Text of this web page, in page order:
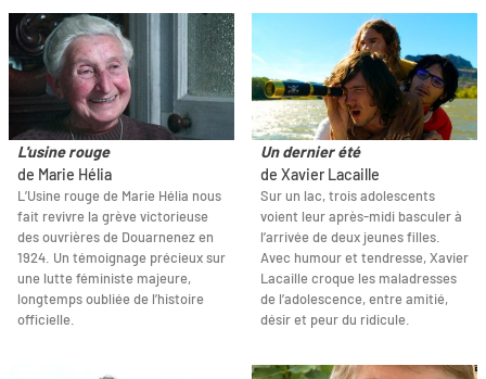
L'usine rouge
de Marie Hélia
L’Usine rouge de Marie Hélia nous
fait revivre la grève victorieuse
des ouvrières de Douarnenez en
1924. Un témoignage précieux sur
une lutte féministe majeure,
longtemps oubliée de l’histoire
officielle.
Un dernier été
de Xavier Lacaille
Sur un lac, trois adolescents
voient leur après-midi basculer à
l’arrivée de deux jeunes filles.
Avec humour et tendresse, Xavier
Lacaille croque les maladresses
de l’adolescence, entre amitié,
désir et peur du ridicule.